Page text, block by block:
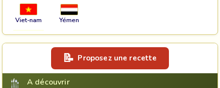
Viet-nam Yémen
Proposez une recette
A découvrir